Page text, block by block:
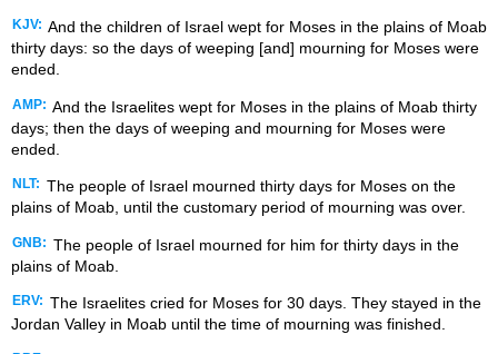
KJV: And the children of Israel wept for Moses in the plains of Moab
thirty days: so the days of weeping [and] mourning for Moses were
ended.
AMP: And the Israelites wept for Moses in the plains of Moab thirty
days; then the days of weeping and mourning for Moses were
ended.
NLT: The people of Israel mourned thirty days for Moses on the
plains of Moab, until the customary period of mourning was over.
GNB: The people of Israel mourned for him for thirty days in the
plains of Moab.
ERV: The Israelites cried for Moses for 30 days. They stayed in the
Jordan Valley in Moab until the time of mourning was finished.